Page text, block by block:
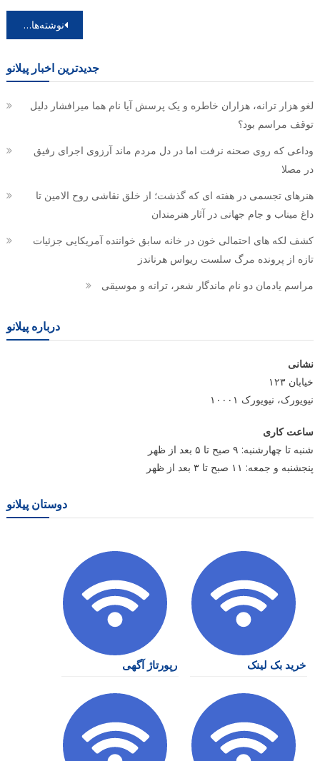
نوشته‌های کهنه‌تر
جدیدترین اخبار پیلانو
لغو هزار ترانه، هزاران خاطره و یک پرسش آیا نام هما میرافشار دلیل
توقف مراسم بود؟
وداعی که روی صحنه نرفت اما در دل مردم ماند آرزوی اجرای رفیق
در مصلا
هنرهای تجسمی در هفته ای که گذشت؛ از خلق نقاشی روح الامین تا
داغ میناب و جام جهانی در آثار هنرمندان
کشف لکه های احتمالی خون در خانه سابق خواننده آمریکایی جزئیات
تازه از پرونده مرگ سلست ریواس هرناندز
مراسم یادمان دو نام ماندگار شعر، ترانه و موسیقی
درباره پیلانو
نشانی
خیابان ۱۲۳
نیویورک، نیویورک ۱۰۰۰۱
ساعت کاری
شنبه تا چهارشنبه: ۹ صبح تا ۵ بعد از ظهر
پنجشنبه و جمعه: ۱۱ صبح تا ۳ بعد از ظهر
دوستان پیلانو
خرید بک لینک رپورتاژ آگهی